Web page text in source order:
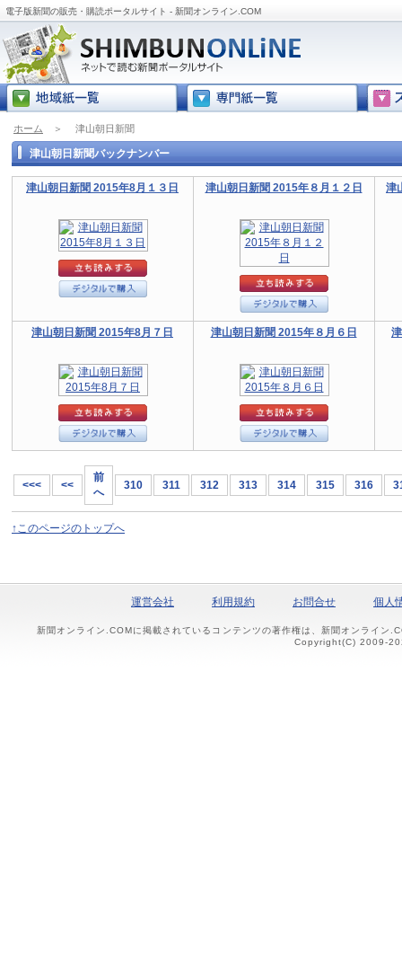
電子版新聞の販売・購読ポータルサイト - 新聞オンライン.COM
ホーム ＞ 津山朝日新聞
津山朝日新聞バックナンバー
津山朝日新聞 2015年8月１３日 津山朝日新聞 2015年８月１２日 津
津山朝日新聞 2015年8月７日 津山朝日新聞 2015年８月６日
<<< <<
前
へ
310 311 312 313 314 315 316
↑このページのトップへ
運営会社 利用規約 お問合せ 個人
新聞オンライン.COMに掲載されているコンテンツの著作権は、新聞オンライン
Copyright(C) 2009-